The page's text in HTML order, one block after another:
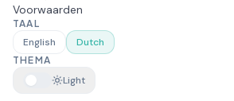
Voorwaarden
TAAL
English Dutch
THEMA
Light